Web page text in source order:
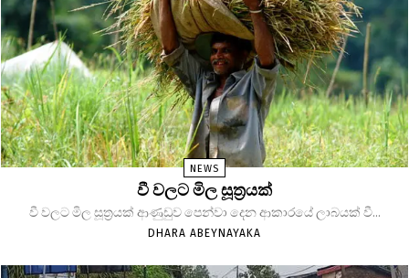
NEWS
වී වලට මිල සූත්‍රයක්
වී වලට මිල සූත්‍රයක් ආණුඩුව පෙන්වා දෙන ආකාරයේ ලාබයක් වී...
DHARA ABEYNAYAKA